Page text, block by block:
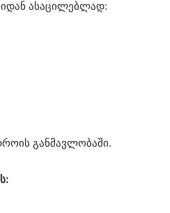
ასაცილებლად:
განმავლობაში.